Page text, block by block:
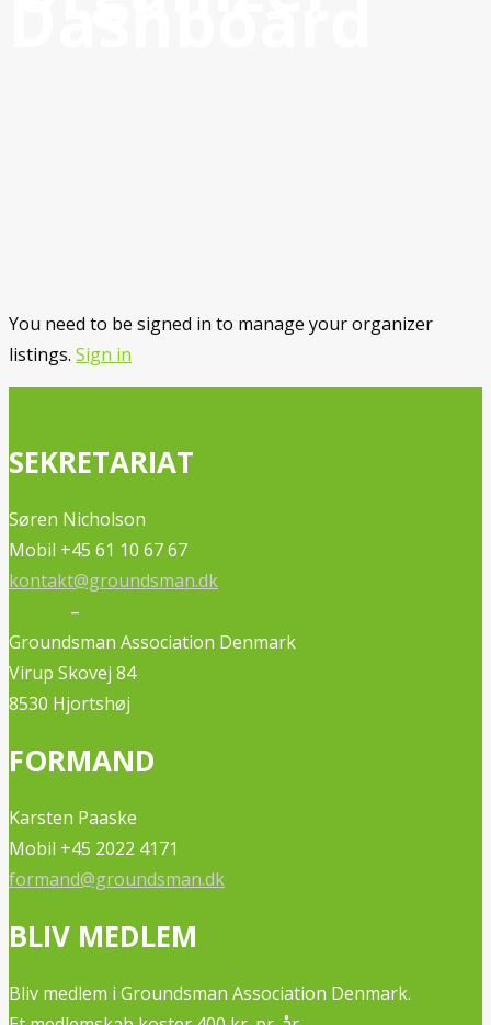
You need to be signed in to manage your organizer
listings. Sign in
SEKRETARIAT
Søren Nicholson
Mobil +45 61 10 67 67
kontakt@groundsman.dk
–
Groundsman Association Denmark
Virup Skovej 84
8530 Hjortshøj
FORMAND
Karsten Paaske
Mobil +45 2022 4171
formand@groundsman.dk
BLIV MEDLEM
Bliv medlem i Groundsman Association Denmark.